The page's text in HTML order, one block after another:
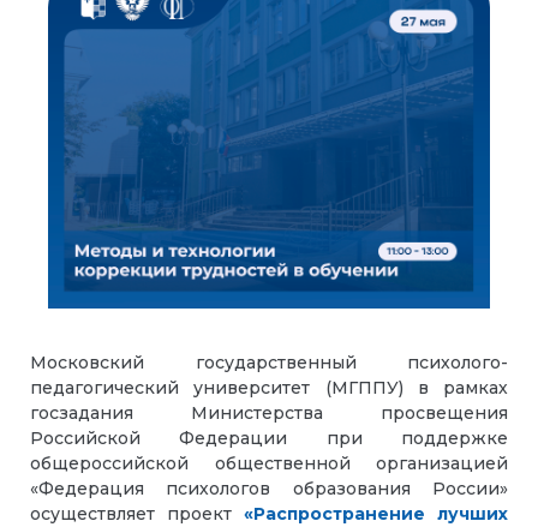
Московский государственный психолого-
педагогический университет (МГППУ) в рамках
госзадания Министерства просвещения
Российской Федерации при поддержке
общероссийской общественной организацией
«Федерация психологов образования России»
осуществляет проект «Распространение лучших